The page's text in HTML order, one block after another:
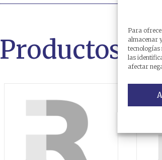
Para
almacenar
tecnologías
las
afectar
Productos